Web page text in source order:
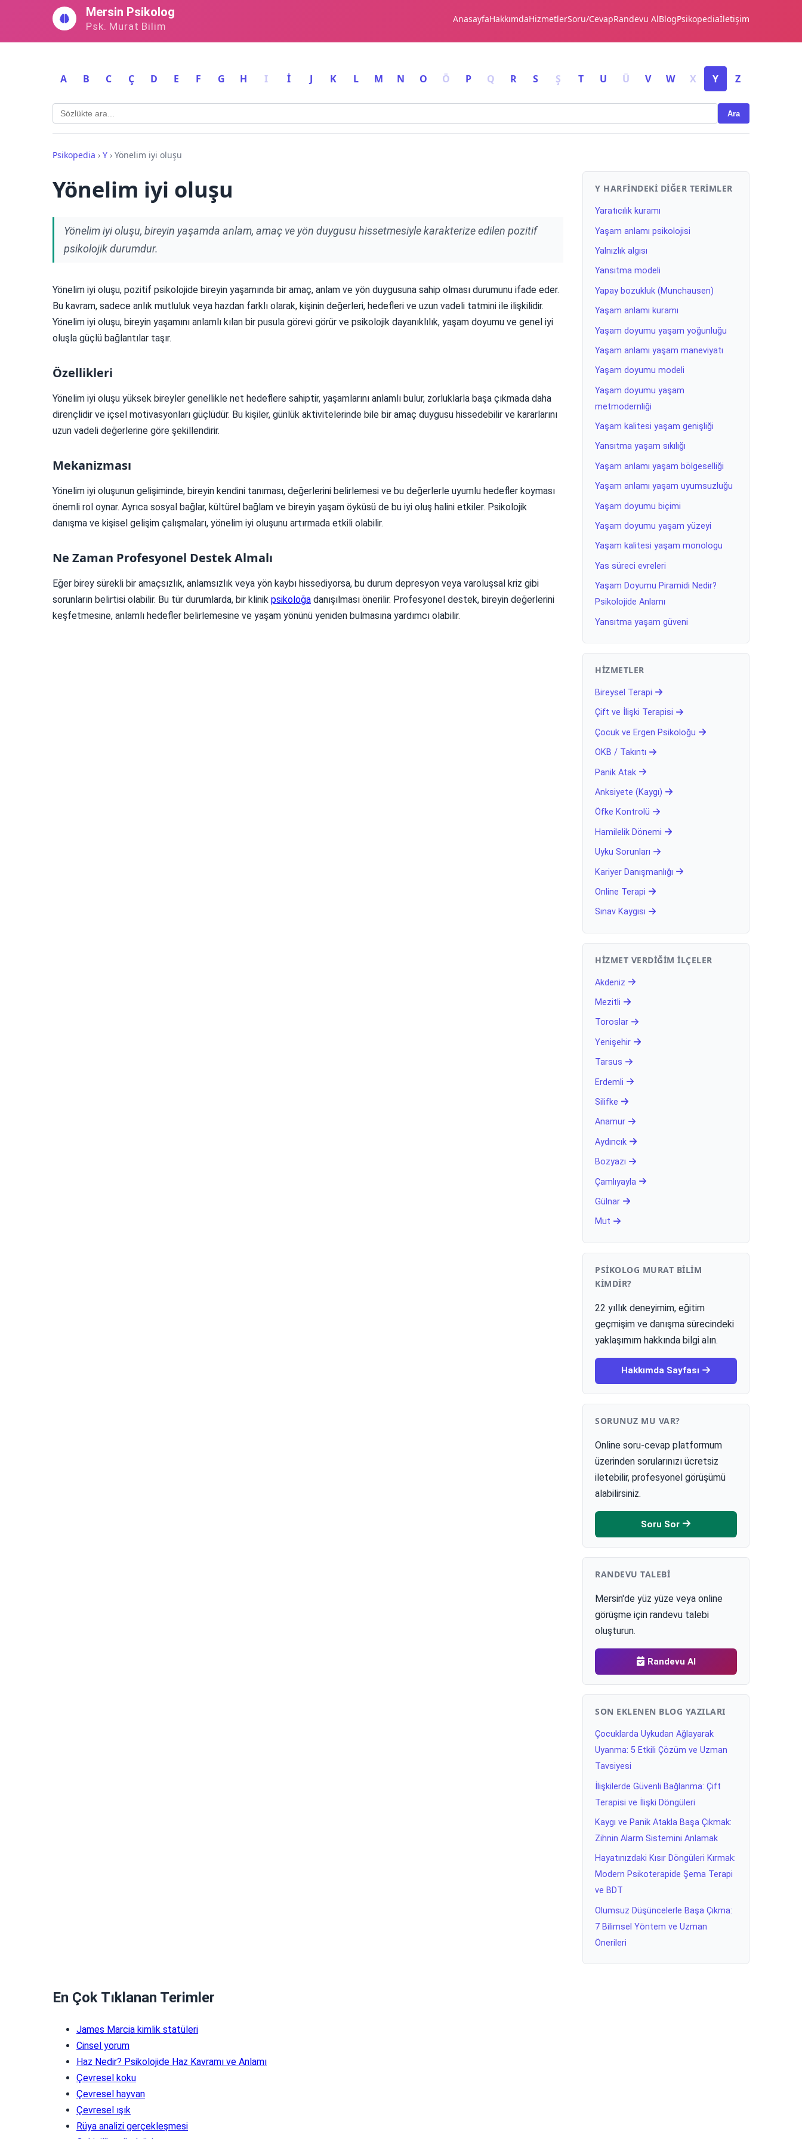
Mersin Psikolog
Psk. Murat Bilim
AnasayfaHakkımdaHizmetlerSoru/CevapRandevu AlBlogPsikopediaİletişim
A B C Ç D E F G H I İ J K L M N O Ö P Q R S Ş T U Ü V W X Y Z
Ara
Psikopedia › Y › Yönelim iyi oluşu
Yönelim iyi oluşu
Yönelim iyi oluşu, bireyin yaşamda anlam, amaç ve yön duygusu hissetmesiyle karakterize edilen pozitif
psikolojik durumdur.
Yönelim iyi oluşu, pozitif psikolojide bireyin yaşamında bir amaç, anlam ve yön duygusuna sahip olması durumunu ifade eder.
Bu kavram, sadece anlık mutluluk veya hazdan farklı olarak, kişinin değerleri, hedefleri ve uzun vadeli tatmini ile ilişkilidir.
Yönelim iyi oluşu, bireyin yaşamını anlamlı kılan bir pusula görevi görür ve psikolojik dayanıklılık, yaşam doyumu ve genel iyi
oluşla güçlü bağlantılar taşır.
Özellikleri
Yönelim iyi oluşu yüksek bireyler genellikle net hedeflere sahiptir, yaşamlarını anlamlı bulur, zorluklarla başa çıkmada daha
dirençlidir ve içsel motivasyonları güçlüdür. Bu kişiler, günlük aktivitelerinde bile bir amaç duygusu hissedebilir ve kararlarını
uzun vadeli değerlerine göre şekillendirir.
Mekanizması
Yönelim iyi oluşunun gelişiminde, bireyin kendini tanıması, değerlerini belirlemesi ve bu değerlerle uyumlu hedefler koyması
önemli rol oynar. Ayrıca sosyal bağlar, kültürel bağlam ve bireyin yaşam öyküsü de bu iyi oluş halini etkiler. Psikolojik
danışma ve kişisel gelişim çalışmaları, yönelim iyi oluşunu artırmada etkili olabilir.
Ne Zaman Profesyonel Destek Almalı
Eğer birey sürekli bir amaçsızlık, anlamsızlık veya yön kaybı hissediyorsa, bu durum depresyon veya varoluşsal kriz gibi
sorunların belirtisi olabilir. Bu tür durumlarda, bir klinik psikoloğa danışılması önerilir. Profesyonel destek, bireyin değerlerini
keşfetmesine, anlamlı hedefler belirlemesine ve yaşam yönünü yeniden bulmasına yardımcı olabilir.
Y HARFINDEKI DIĞER TERIMLER
Yaratıcılık kuramı
Yaşam anlamı psikolojisi
Yalnızlık algısı
Yansıtma modeli
Yapay bozukluk (Munchausen)
Yaşam anlamı kuramı
Yaşam doyumu yaşam yoğunluğu
Yaşam anlamı yaşam maneviyatı
Yaşam doyumu modeli
Yaşam doyumu yaşam
metmodernliği
Yaşam kalitesi yaşam genişliği
Yansıtma yaşam sıkılığı
Yaşam anlamı yaşam bölgeselliği
Yaşam anlamı yaşam uyumsuzluğu
Yaşam doyumu biçimi
Yaşam doyumu yaşam yüzeyi
Yaşam kalitesi yaşam monologu
Yas süreci evreleri
Yaşam Doyumu Piramidi Nedir?
Psikolojide Anlamı
Yansıtma yaşam güveni
HIZMETLER
Bireysel Terapi
Çift ve İlişki Terapisi
Çocuk ve Ergen Psikoloğu
OKB / Takıntı
Panik Atak
Anksiyete (Kaygı)
Öfke Kontrolü
Hamilelik Dönemi
Uyku Sorunları
Kariyer Danışmanlığı
Online Terapi
Sınav Kaygısı
HIZMET VERDIĞIM İLÇELER
Akdeniz
Mezitli
Toroslar
Yenişehir
Tarsus
Erdemli
Silifke
Anamur
Aydıncık
Bozyazı
Çamlıyayla
Gülnar
Mut
PSIKOLOG MURAT BILIM
KIMDIR?
22 yıllık deneyimim, eğitim
geçmişim ve danışma sürecindeki
yaklaşımım hakkında bilgi alın.
Hakkımda Sayfası
SORUNUZ MU VAR?
Online soru-cevap platformum
üzerinden sorularınızı ücretsiz
iletebilir, profesyonel görüşümü
alabilirsiniz.
Soru Sor
RANDEVU TALEBI
Mersin'de yüz yüze veya online
görüşme için randevu talebi
oluşturun.
Randevu Al
SON EKLENEN BLOG YAZILARI
Çocuklarda Uykudan Ağlayarak
Uyanma: 5 Etkili Çözüm ve Uzman
Tavsiyesi
İlişkilerde Güvenli Bağlanma: Çift
Terapisi ve İlişki Döngüleri
Kaygı ve Panik Atakla Başa Çıkmak:
Zihnin Alarm Sistemini Anlamak
Hayatınızdaki Kısır Döngüleri Kırmak:
Modern Psikoterapide Şema Terapi
ve BDT
Olumsuz Düşüncelerle Başa Çıkma:
7 Bilimsel Yöntem ve Uzman
Önerileri
En Çok Tıklanan Terimler
James Marcia kimlik statüleri
Cinsel yorum
Haz Nedir? Psikolojide Haz Kavramı ve Anlamı
Çevresel koku
Çevresel hayvan
Çevresel ışık
Rüya analizi gerçekleşmesi